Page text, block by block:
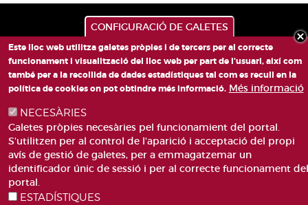
PLAÇA DE SANT LLORENÇ, 4 VALÈNCIA 46003
TELÈFON: 963188000
CORREU
CONFIGURACIÓ DE GALETES
Este lloc web utilitza galetes pròpies i de tercers per al correcte
funcionament i visualització del lloc web per part de l'usuari, així com
també per a la recollida de dades estadístiques tal com es recull en la
política de cookies on pot obtindre més informació. Més informació
NECESÀRIES
Galetes pròpies necesàries pel funcionamient del portal.
S'utilitzen per al control de l'aparició i acceptació del propi
avís de gestió de galetes, per a emmagatzemar un
identificador únic de sessió i per al correcte funcionament del
portal.
ESTADÍSTIQUES